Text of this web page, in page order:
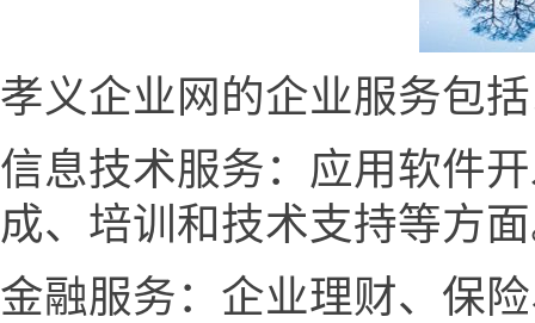
孝义企业网的企业服务包
信息技术服务：应用软件
成、培训和技术支持等方
金融服务：企业理财、保